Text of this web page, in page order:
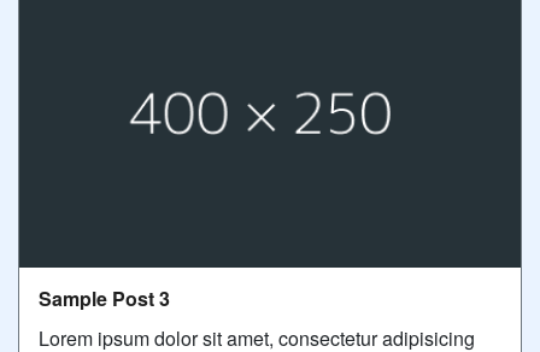
Sample Post 3
Lorem ipsum dolor sit amet, consectetur adipisicing